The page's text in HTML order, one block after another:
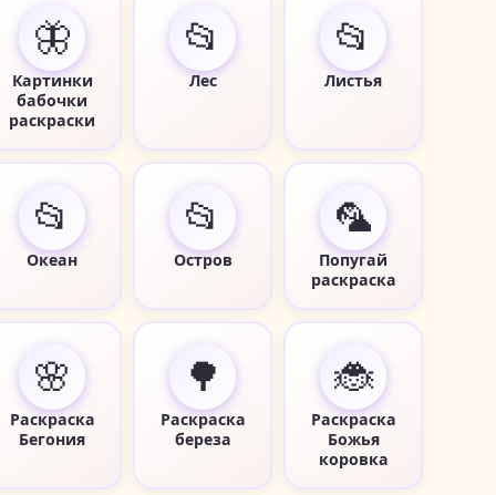
🦋
Картинки
бабочки
раскраски
📂
Лес
📂
Листья
📂
Океан
📂
Остров
🦜
Попугай
раскраска
🌸
Раскраска
Бегония
🌳
Раскраска
береза
🐞
Раскраска
Божья
коровка